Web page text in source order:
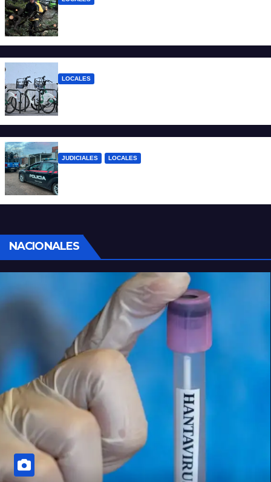
LOCALES
JUDICIALES LOCALES
NACIONALES